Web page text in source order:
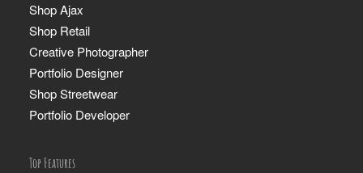
Shop Ajax
Shop Retail
Creative Photographer
Portfolio Designer
Shop Streetwear
Portfolio Developer
Top Features